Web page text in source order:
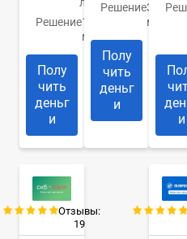
Решение15
мин
Полу
чить
деньг
и
РешениеЗа 15
минут
Полу
чить
деньг
и
и
Отзывы:
19